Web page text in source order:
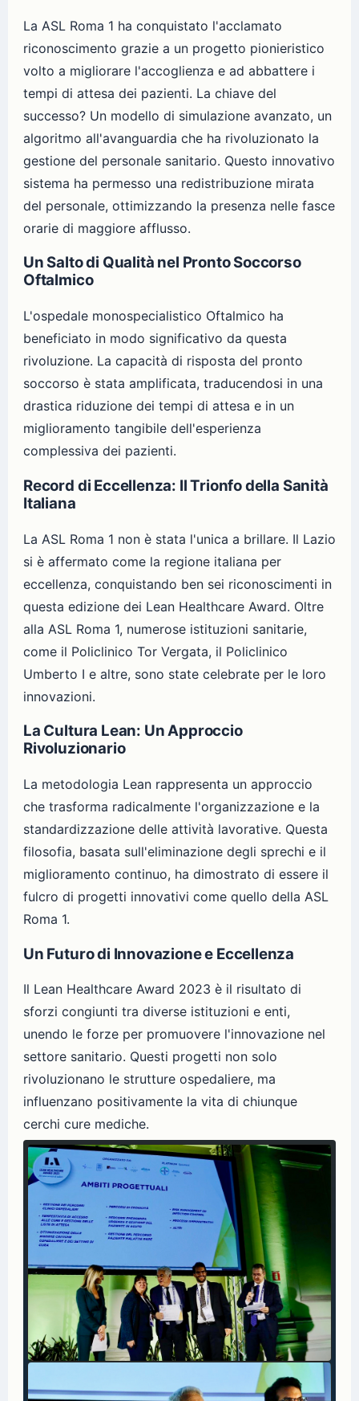
La ASL Roma 1 ha conquistato l'acclamato
riconoscimento grazie a un progetto pionieristico
volto a migliorare l'accoglienza e ad abbattere i
tempi di attesa dei pazienti. La chiave del
successo? Un modello di simulazione avanzato, un
algoritmo all'avanguardia che ha rivoluzionato la
gestione del personale sanitario. Questo innovativo
sistema ha permesso una redistribuzione mirata
del personale, ottimizzando la presenza nelle fasce
orarie di maggiore afflusso.
Un Salto di Qualità nel Pronto Soccorso
Oftalmico
L'ospedale monospecialistico Oftalmico ha
beneficiato in modo significativo da questa
rivoluzione. La capacità di risposta del pronto
soccorso è stata amplificata, traducendosi in una
drastica riduzione dei tempi di attesa e in un
miglioramento tangibile dell'esperienza
complessiva dei pazienti.
Record di Eccellenza: Il Trionfo della Sanità
Italiana
La ASL Roma 1 non è stata l'unica a brillare. Il Lazio
si è affermato come la regione italiana per
eccellenza, conquistando ben sei riconoscimenti in
questa edizione dei Lean Healthcare Award. Oltre
alla ASL Roma 1, numerose istituzioni sanitarie,
come il Policlinico Tor Vergata, il Policlinico
Umberto I e altre, sono state celebrate per le loro
innovazioni.
La Cultura Lean: Un Approccio
Rivoluzionario
La metodologia Lean rappresenta un approccio
che trasforma radicalmente l'organizzazione e la
standardizzazione delle attività lavorative. Questa
filosofia, basata sull'eliminazione degli sprechi e il
miglioramento continuo, ha dimostrato di essere il
fulcro di progetti innovativi come quello della ASL
Roma 1.
Un Futuro di Innovazione e Eccellenza
Il Lean Healthcare Award 2023 è il risultato di
sforzi congiunti tra diverse istituzioni e enti,
unendo le forze per promuovere l'innovazione nel
settore sanitario. Questi progetti non solo
rivoluzionano le strutture ospedaliere, ma
influenzano positivamente la vita di chiunque
cerchi cure mediche.